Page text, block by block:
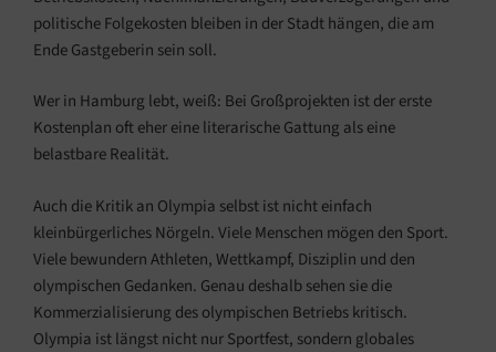
politische Folgekosten bleiben in der Stadt hängen, die am
Ende Gastgeberin sein soll.
Wer in Hamburg lebt, weiß: Bei Großprojekten ist der erste
Kostenplan oft eher eine literarische Gattung als eine
belastbare Realität.
Auch die Kritik an Olympia selbst ist nicht einfach
kleinbürgerliches Nörgeln. Viele Menschen mögen den Sport.
Viele bewundern Athleten, Wettkampf, Disziplin und den
olympischen Gedanken. Genau deshalb sehen sie die
Kommerzialisierung des olympischen Betriebs kritisch.
Olympia ist längst nicht nur Sportfest, sondern globales